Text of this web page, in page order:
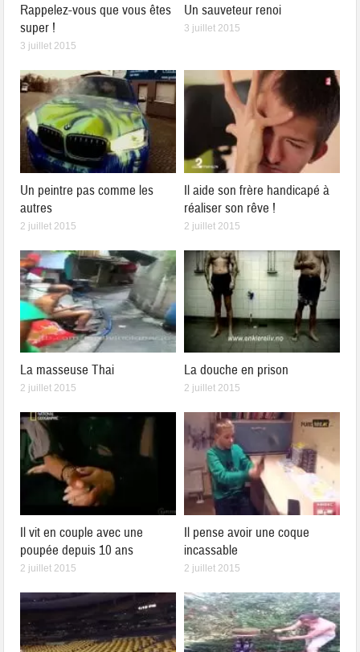
Rappelez-vous que vous êtes
super !
3 juillet 2015
Un sauveteur renoi
3 juillet 2015
Un peintre pas comme les
autres
2 juillet 2015
Il aide son frère handicapé à
réaliser son rêve !
2 juillet 2015
La masseuse Thai
2 juillet 2015
La douche en prison
2 juillet 2015
Il vit en couple avec une
poupée depuis 10 ans
2 juillet 2015
Il pense avoir une coque
incassable
2 juillet 2015